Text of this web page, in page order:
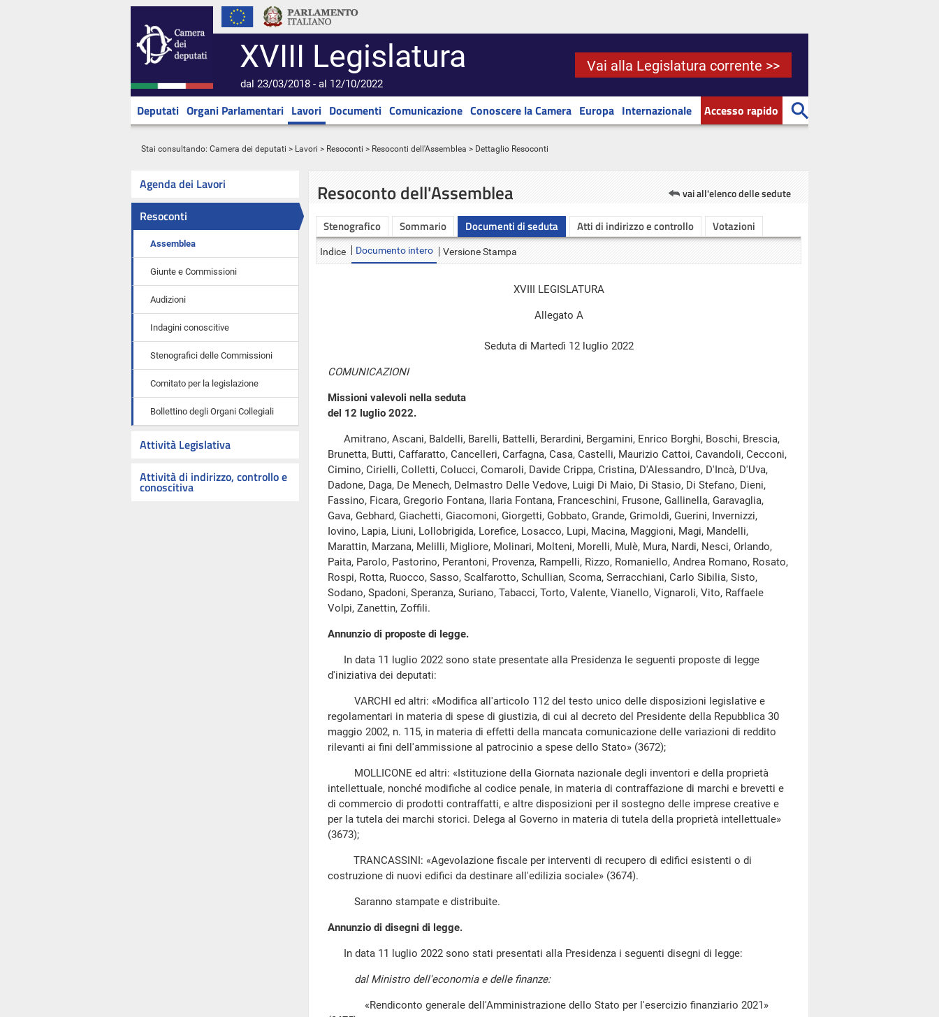
XVIII Legislatura
dal 23/03/2018 - al 12/10/2022
Vai alla Legislatura corrente >>
Deputati Organi Parlamentari Lavori Documenti Comunicazione Conoscere la Camera Europa Internazionale Accesso rapido
Stai consultando: Camera dei deputati > Lavori > Resoconti > Resoconti dell'Assemblea > Dettaglio Resoconti
Agenda dei Lavori
Resoconti
Assemblea
Giunte e Commissioni
Audizioni
Indagini conoscitive
Stenografici delle Commissioni
Comitato per la legislazione
Bollettino degli Organi Collegiali
Attività Legislativa
Attività di indirizzo, controllo e
conoscitiva
Resoconto dell'Assemblea vai all'elenco delle sedute
Stenografico Sommario Documenti di seduta Atti di indirizzo e controllo Votazioni
Indice Documento intero Versione Stampa
XVIII LEGISLATURA
Allegato A
Seduta di Martedì 12 luglio 2022
COMUNICAZIONI
Missioni valevoli nella seduta
del 12 luglio 2022.
Amitrano, Ascani, Baldelli, Barelli, Battelli, Berardini, Bergamini, Enrico Borghi, Boschi, Brescia,
Brunetta, Butti, Caffaratto, Cancelleri, Carfagna, Casa, Castelli, Maurizio Cattoi, Cavandoli, Cecconi,
Cimino, Cirielli, Colletti, Colucci, Comaroli, Davide Crippa, Cristina, D'Alessandro, D'Incà, D'Uva,
Dadone, Daga, De Menech, Delmastro Delle Vedove, Luigi Di Maio, Di Stasio, Di Stefano, Dieni,
Fassino, Ficara, Gregorio Fontana, Ilaria Fontana, Franceschini, Frusone, Gallinella, Garavaglia,
Gava, Gebhard, Giachetti, Giacomoni, Giorgetti, Gobbato, Grande, Grimoldi, Guerini, Invernizzi,
Iovino, Lapia, Liuni, Lollobrigida, Lorefice, Losacco, Lupi, Macina, Maggioni, Magi, Mandelli,
Marattin, Marzana, Melilli, Migliore, Molinari, Molteni, Morelli, Mulè, Mura, Nardi, Nesci, Orlando,
Paita, Parolo, Pastorino, Perantoni, Provenza, Rampelli, Rizzo, Romaniello, Andrea Romano, Rosato,
Rospi, Rotta, Ruocco, Sasso, Scalfarotto, Schullian, Scoma, Serracchiani, Carlo Sibilia, Sisto,
Sodano, Spadoni, Speranza, Suriano, Tabacci, Torto, Valente, Vianello, Vignaroli, Vito, Raffaele
Volpi, Zanettin, Zoffili.
Annunzio di proposte di legge.
In data 11 luglio 2022 sono state presentate alla Presidenza le seguenti proposte di legge
d'iniziativa dei deputati:
VARCHI ed altri: «Modifica all'articolo 112 del testo unico delle disposizioni legislative e
regolamentari in materia di spese di giustizia, di cui al decreto del Presidente della Repubblica 30
maggio 2002, n. 115, in materia di effetti della mancata comunicazione delle variazioni di reddito
rilevanti ai fini dell'ammissione al patrocinio a spese dello Stato» (3672);
MOLLICONE ed altri: «Istituzione della Giornata nazionale degli inventori e della proprietà
intellettuale, nonché modifiche al codice penale, in materia di contraffazione di marchi e brevetti e
di commercio di prodotti contraffatti, e altre disposizioni per il sostegno delle imprese creative e
per la tutela dei marchi storici. Delega al Governo in materia di tutela della proprietà intellettuale»
(3673);
TRANCASSINI: «Agevolazione fiscale per interventi di recupero di edifici esistenti o di
costruzione di nuovi edifici da destinare all'edilizia sociale» (3674).
Saranno stampate e distribuite.
Annunzio di disegni di legge.
In data 11 luglio 2022 sono stati presentati alla Presidenza i seguenti disegni di legge:
dal Ministro dell'economia e delle finanze:
«Rendiconto generale dell'Amministrazione dello Stato per l'esercizio finanziario 2021»